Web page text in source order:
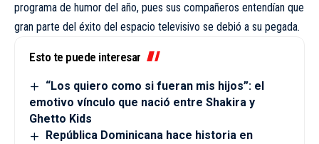
programa de humor del año, pues sus compañeros entendían que
gran parte del éxito del espacio televisivo se debió a su pegada.
Esto te puede interesar
“Los quiero como si fueran mis hijos”: el
emotivo vínculo que nació entre Shakira y
Ghetto Kids
República Dominicana hace historia en